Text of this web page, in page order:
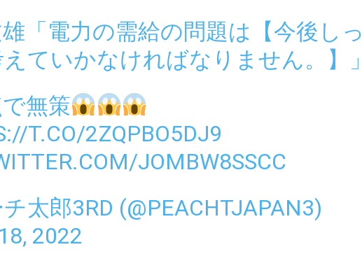
「電力の需給の問題は【今後しっ
ていかなければなりません。】」
無策
T.CO/2ZQPBO5DJ9
JOMBW8SSCC
太郎3RD (@PEACHTJAPAN3)
2022